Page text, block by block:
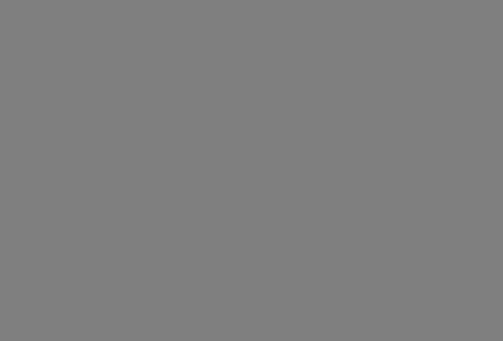
för SM-veckan
för Träningspass, gym
för Kultur